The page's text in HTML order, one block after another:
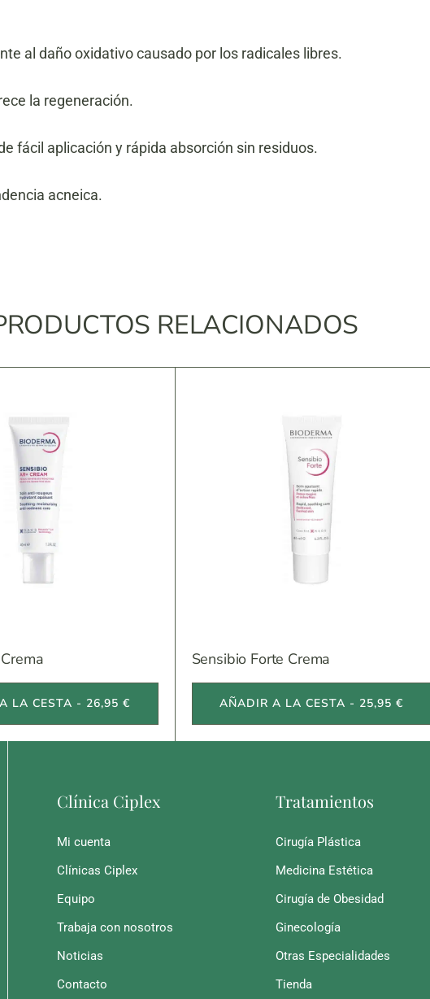
al daño oxidativo causado por los radicales libres.
la regeneración.
fácil aplicación y rápida absorción sin residuos.
acneica.
RELACIONADOS
LA CESTA - 26,95 €
Sensibio Forte Crema
AÑADIR A LA CESTA - 25,95 €
Clínica Ciplex
Mi cuenta
Clínicas Ciplex
Equipo
Trabaja con nosotros
Noticias
Contacto
Tratamientos
Cirugía Plástica
Medicina Estética
Cirugía de Obesidad
Ginecología
Otras Especialidades
Tienda